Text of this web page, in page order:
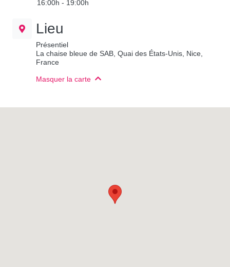
Lieu
Présentiel
La chaise bleue de SAB, Quai des États-Unis, Nice,
France
Masquer la carte